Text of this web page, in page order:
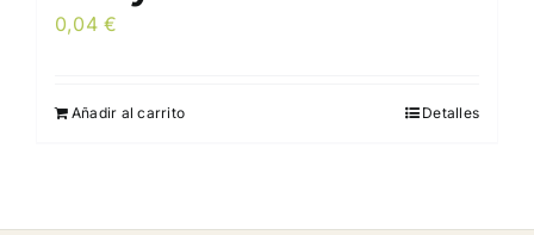
0,04€
Añadir al carrito Detalles